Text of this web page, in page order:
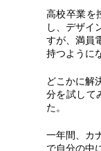
高校卒業を
し、デザイ
すが、満員
持つように
どこかに解
分を試して
た。
一年間、カ
で自分の中